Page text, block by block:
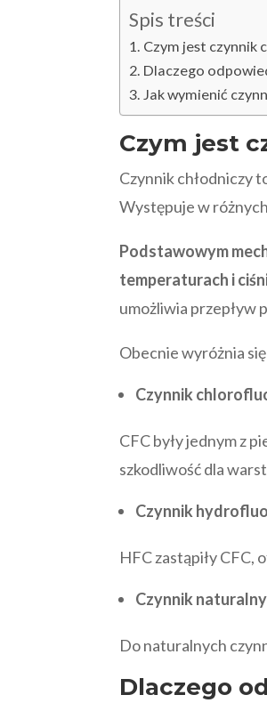
Spis treści
Czym jest czynnik
Dlaczego
Jak wymienić
Czym jest
Czynnik chłodniczy
Występuje w
Podstawowym
temperaturach i
umożliwia przepływ
Obecnie wyróżnia
Czynnik
CFC były jednym z
szkodliwość dla
Czynnik
HFC zastąpiły CFC,
Czynnik naturalny
Do naturalnych
Dlaczego